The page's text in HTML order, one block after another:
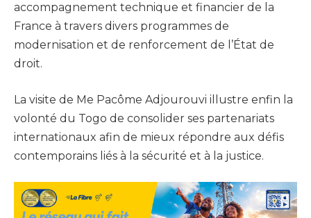
accompagnement technique et financier de la
France à travers divers programmes de
modernisation et de renforcement de l’État de
droit.
La visite de Me Pacôme Adjourouvi illustre enfin la
volonté du Togo de consolider ses partenariats
internationaux afin de mieux répondre aux défis
contemporains liés à la sécurité et à la justice.